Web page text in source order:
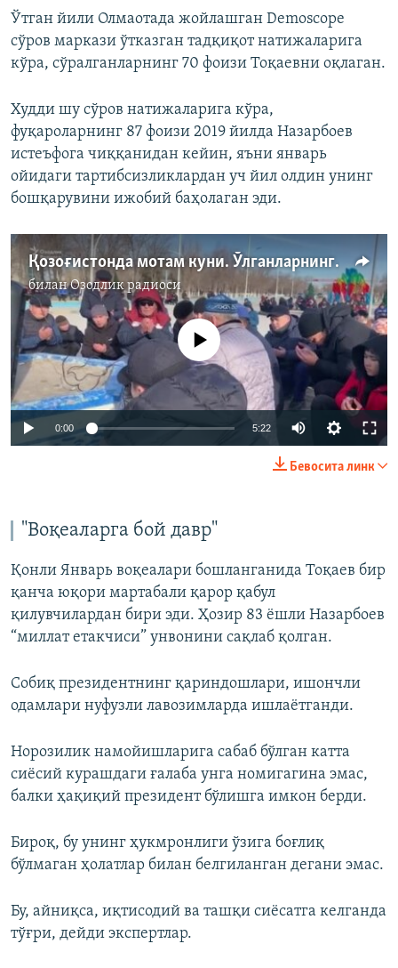
Ўтган йили Олмаотада жойлашган Demoscope
сўров маркази ўтказган тадқиқот натижаларига
кўра, сўралганларнинг 70 фоизи Тоқаевни оқлаган.
Худди шу сўров натижаларига кўра,
фуқароларнинг 87 фоизи 2019 йилда Назарбоев
истеъфога чиққанидан кейин, яъни январь
ойидаги тартибсизликлардан уч йил олдин унинг
бошқарувини ижобий баҳолаган эди.
Қозоғистонда мотам куни. Ўлганларнинг аниқ сони номаълум қолмоқда
биланОзодлик радиоси
Айни дамда медиа-манба мавжуд эмас
0:00 5:22
Бевосита линк
"Воқеаларга бой давр"
Қонли Январь воқеалари бошланганида Тоқаев бир
қанча юқори мартабали қарор қабул
қилувчилардан бири эди. Ҳозир 83 ёшли Назарбоев
“миллат етакчиси” унвонини сақлаб қолган.
Собиқ президентнинг қариндошлари, ишончли
одамлари нуфузли лавозимларда ишлаётганди.
Норозилик намойишларига сабаб бўлган катта
сиёсий курашдаги ғалаба унга номигагина эмас,
балки ҳақиқий президент бўлишга имкон берди.
Бироқ, бу унинг ҳукмронлиги ўзига боғлиқ
бўлмаган ҳолатлар билан белгиланган дегани эмас.
Бу, айниқса, иқтисодий ва ташқи сиёсатга келганда
тўғри, дейди экспертлар.